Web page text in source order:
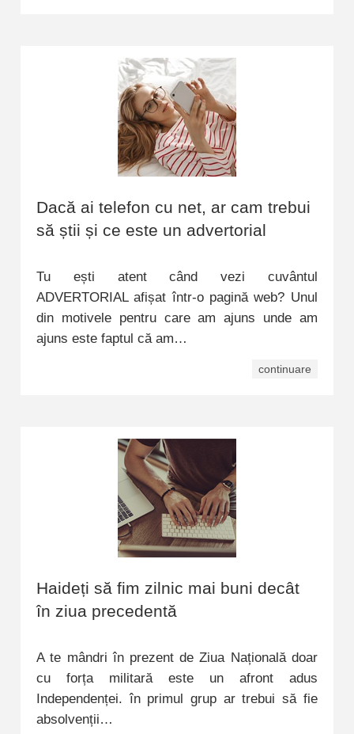
Dacă ai telefon cu net, ar cam trebui
să știi și ce este un advertorial
Tu ești atent când vezi cuvântul
ADVERTORIAL afișat într-o pagină web? Unul
din motivele pentru care am ajuns unde am
ajuns este faptul că am…
continuare
Haideți să fim zilnic mai buni decât
în ziua precedentă
A te mândri în prezent de Ziua Națională doar
cu forța militară este un afront adus
Independenței. în primul grup ar trebui să fie
absolvenții…